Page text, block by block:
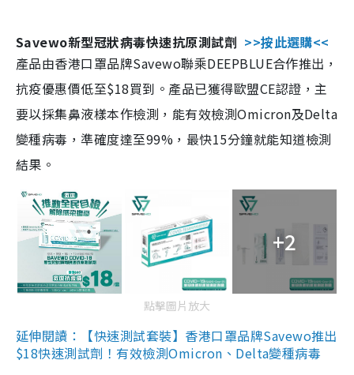
Savewo新型冠狀病毒快速抗原測試劑 >>按此選購<<
產品由香港口罩品牌Savewo聯乘DEEPBLUE合作推出，
抗疫優惠價低至$18買到。產品已獲得歐盟CE認證，主
要以採集鼻液樣本作檢測，能有效檢測Omicron及Delta
變種病毒，準確度達至99%，最快15分鐘就能知道檢測
結果。
+2
點擊圖片放大
延伸閱讀：【快速測試套裝】香港口罩品牌Savewo推出
$18快速測試劑！有效檢測Omicron、Delta變種病毒